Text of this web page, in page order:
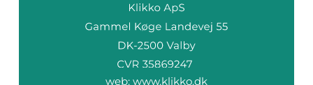
web: www.klikko.dk